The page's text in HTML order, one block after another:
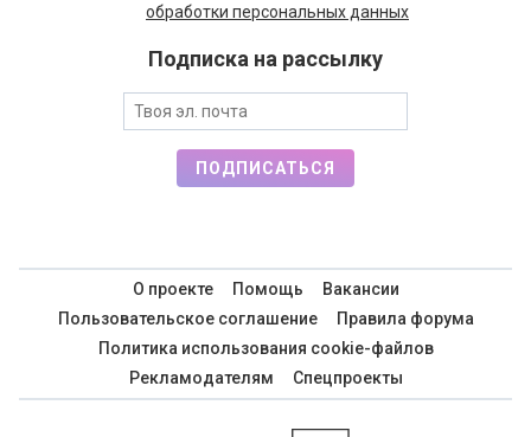
обработки персональных данных
Подписка на рассылку
ПОДПИСАТЬСЯ
О проекте Помощь
Вакансии
Пользовательское соглашение
Правила форума
Политика использования cookie-файлов
Рекламодателям
Спецпроекты